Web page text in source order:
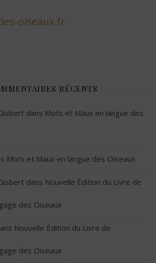
oiseaux.fr
RÉCENTS
dans Mots et Maux en langue des
Mots et Maux en langue des Oiseaux
dans Nouvelle Édition du Livre de
des Oiseaux
Nouvelle Édition du Livre de
des Oiseaux